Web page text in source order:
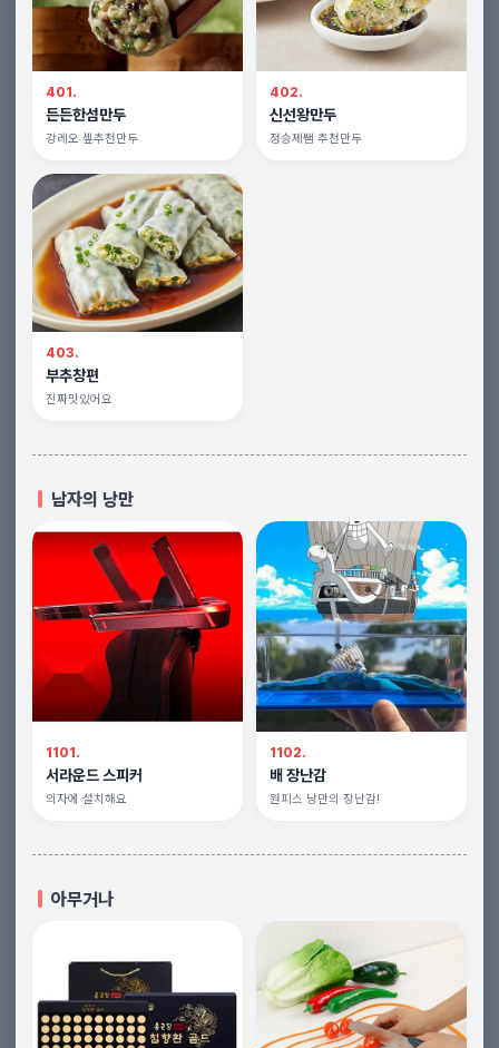
401.
든든한섬만두
강레오 솊추천만두
402.
신선왕만두
정승제쌤 추천만두
403.
부추창편
진짜맛있어요
남자의 낭만
1101.
서라운드 스피커
의자에 설치해요
1102.
배 장난감
원피스 낭만의 장난감!
아무거나